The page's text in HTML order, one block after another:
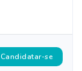
Candidatar-se